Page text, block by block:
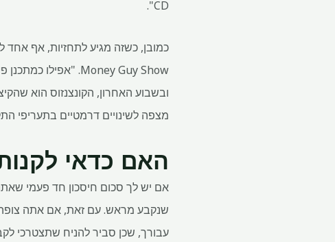
CD".
מצפה לשינויים דרמטיים בתעריפי
האם כדאי
אם יש לך סכום חיסכון חד פעמי
שנקבע מראש. עם זאת, אם אתה צופה
עבורך, שכן סביר להניח שתצטרכי